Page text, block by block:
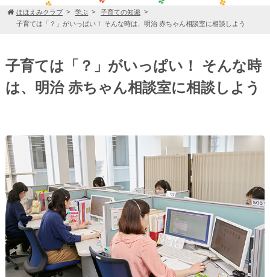
ほほえみクラブ 学ぶ
子育ての知識
子育ては「？」がいっぱい！ そんな時は、明治 赤ちゃん相談室に相談しよう
子育ては「？」がいっぱい！ そんな時
は、明治 赤ちゃん相談室に相談しよう